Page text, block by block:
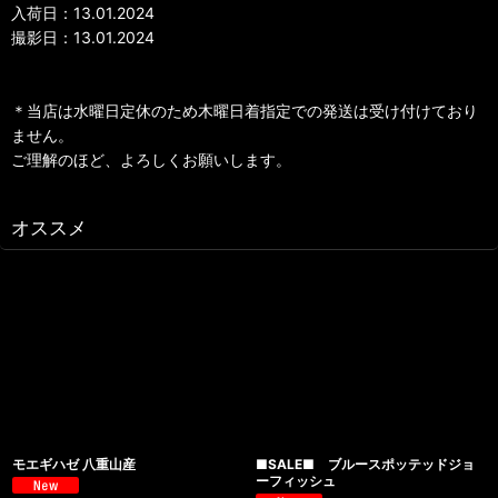
入荷日：13.01.2024
撮影日：13.01.2024
＊当店は水曜日定休のため木曜日着指定での発送は受け付けており
ません。
ご理解のほど、よろしくお願いします。
オススメ
モエギハゼ 八重山産
■SALE■ ブルースポッテッドジョ
ーフィッシュ